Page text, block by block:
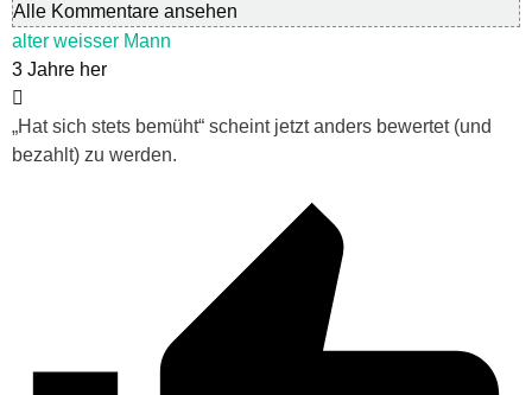
Alle Kommentare ansehen
alter weisser Mann
3 Jahre her
„Hat sich stets bemüht“ scheint jetzt anders bewertet (und
bezahlt) zu werden.